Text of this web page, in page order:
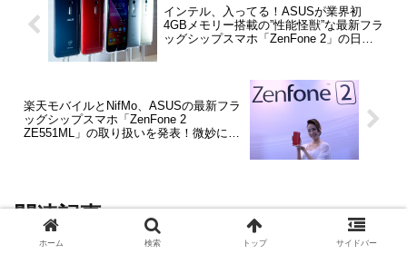
インテル、入ってる！ASUSが業界初
4GBメモリー搭載の”性能怪獣”な最新フラ
ッグシップスマホ「ZenFone 2」の日本
楽天モバイルとNifMo、ASUSの最新フラ
ッグシップスマホ「ZenFone 2
ZE551ML」の取り扱いを発表！微妙に違
関連記事
ホーム 検索 トップ サイドバー